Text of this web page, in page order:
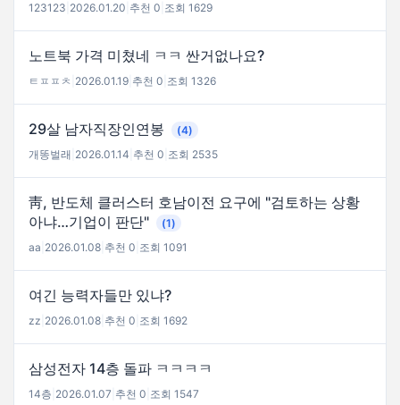
123123 2026.01.20 추천 0 조회 1629
노트북 가격 미쳤네 ㅋㅋ 싼거없나요?
ㅌㅍㅍㅊ 2026.01.19 추천 0 조회 1326
29살 남자직장인연봉
(4)
개똥벌래 2026.01.14 추천 0 조회 2535
靑, 반도체 클러스터 호남이전 요구에 "검토하는 상황
아냐…기업이 판단"
(1)
aa 2026.01.08 추천 0 조회 1091
여긴 능력자들만 있냐?
zz 2026.01.08 추천 0 조회 1692
삼성전자 14층 돌파 ㅋㅋㅋㅋ
14층 2026.01.07 추천 0 조회 1547